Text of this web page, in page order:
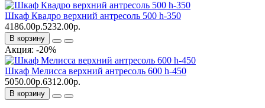
Шкаф Квадро верхний антресоль 500 h-350
4186.00р.5232.00р.
В корзину
Акция: -20%
Шкаф Мелисса верхний антресоль 600 h-450
5050.00р.6312.00р.
В корзину